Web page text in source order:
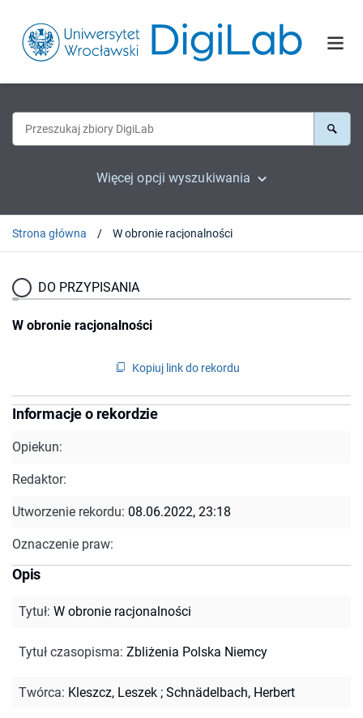
Więcej opcji wyszukiwania
Strona główna W obronie racjonalności
DO PRZYPISANIA
W obronie racjonalności
Kopiuj link do rekordu
Informacje o rekordzie
Opiekun:
Redaktor:
Utworzenie rekordu: 08.06.2022, 23:18
Oznaczenie praw:
Opis
Tytuł: W obronie racjonalności
Tytuł czasopisma: Zbliżenia Polska Niemcy
Twórca: Kleszcz, Leszek ; Schnädelbach, Herbert